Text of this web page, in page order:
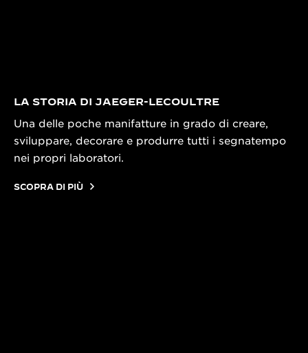
LA STORIA DI JAEGER-LECOULTRE
Una delle poche manifatture in grado di creare,
sviluppare, decorare e produrre tutti i segnatempo
nei propri laboratori.
SCOPRA DI PIÙ